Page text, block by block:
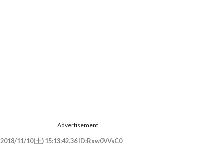
Advertisement
2018/11/10(土) 15:13:42.36 ID:Rxw0VVsC0